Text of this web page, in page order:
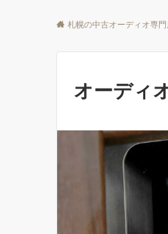
札幌の中古オーディオ専
オーディ